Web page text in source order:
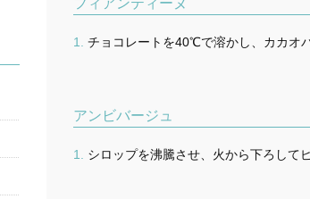
フィアンティーヌ
チョコレートを40℃で溶かし、カカオ
アンビバージュ
シロップを沸騰させ、火から下ろして